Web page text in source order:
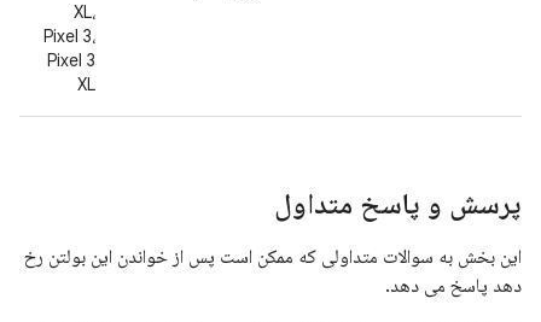
XL،
Pixel 3،
Pixel 3
XL
پرسش و پاسخ متداول
این بخش به سوالات متداولی که ممکن است پس از خواندن این بولتن رخ
دهد پاسخ می دهد.